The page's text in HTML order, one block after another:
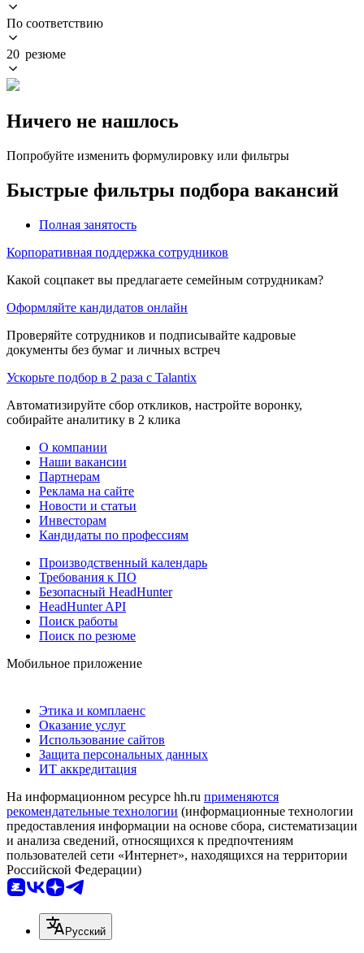
По соответствию
20 резюме
Ничего не нашлось
Попробуйте изменить формулировку или фильтры
Быстрые фильтры подбора вакансий
Полная занятость
Корпоративная поддержка сотрудников
Какой соцпакет вы предлагаете семейным сотрудникам?
Оформляйте кандидатов онлайн
Проверяйте сотрудников и подписывайте кадровые
документы без бумаг и личных встреч
Ускорьте подбор в 2 раза с Talantix
Автоматизируйте сбор откликов, настройте воронку,
собирайте аналитику в 2 клика
О компании
Наши вакансии
Партнерам
Реклама на сайте
Новости и статьи
Инвесторам
Кандидаты по профессиям
Производственный календарь
Требования к ПО
Безопасный HeadHunter
HeadHunter API
Поиск работы
Поиск по резюме
Мобильное приложение
Этика и комплаенс
Оказание услуг
Использование сайтов
Защита персональных данных
ИТ аккредитация
На информационном ресурсе hh.ru применяются
рекомендательные технологии (информационные технологии
предоставления информации на основе сбора, систематизации
и анализа сведений, относящихся к предпочтениям
пользователей сети «Интернет», находящихся на территории
Российской Федерации)
Русский